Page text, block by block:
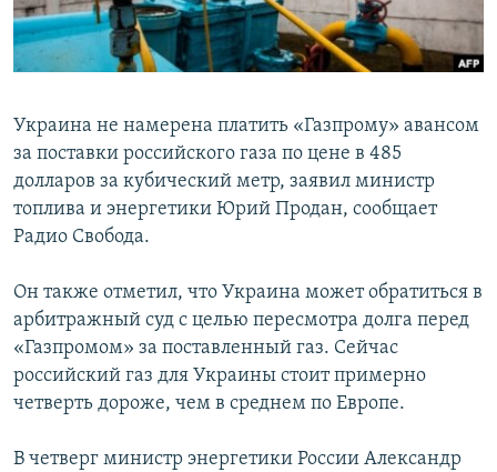
ПОБЕДИТЕЛЕЙ НЕ СУДЯТ?
КРЫМ.НЕПОКОРЕННЫЙ
УКРАИНСКАЯ ПРОБЛЕМА КРЫМА
ПРИСОЕДИНЯЙТЕСЬ!
Все сайты RFE/RL
Украина не намерена платить «Газпрому» авансом
за поставки российского газа по цене в 485
долларов за кубический метр, заявил министр
топлива и энергетики Юрий Продан, сообщает
Радио Свобода.
Он также отметил, что Украина может обратиться в
арбитражный суд с целью пересмотра долга перед
«Газпромом» за поставленный газ. Сейчас
российский газ для Украины стоит примерно
четверть дороже, чем в среднем по Европе.
В четверг министр энергетики России Александр